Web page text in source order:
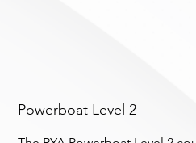
Powerboat Level 2